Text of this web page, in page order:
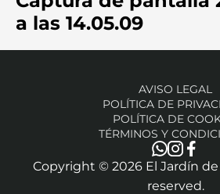
a las 14.05.09
Copyright © 2026 El Jardín
reserved.
AVISO LEGAL
POLÍTICA DE
POLÍTICA DE
TÉRMINOS Y